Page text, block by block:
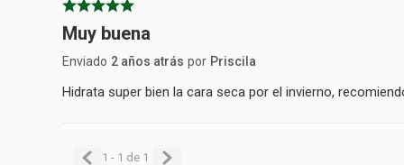
Muy buena
Enviado 2 años atrás por Priscila
Hidrata super bien la cara seca por el invierno,
1 - 1 de 1